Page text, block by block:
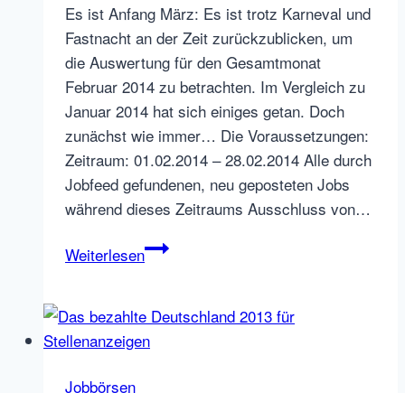
Es ist Anfang März: Es ist trotz Karneval und
Fastnacht an der Zeit zurückzublicken, um
die Auswertung für den Gesamtmonat
Februar 2014 zu betrachten. Im Vergleich zu
Januar 2014 hat sich einiges getan. Doch
zunächst wie immer… Die Voraussetzungen:
Zeitraum: 01.02.2014 – 28.02.2014 Alle durch
Jobfeed gefundenen, neu geposteten Jobs
während dieses Zeitraums Ausschluss von…
WeiterlesenMarktanteil
auf
Jobbörsen
Jobbörsen